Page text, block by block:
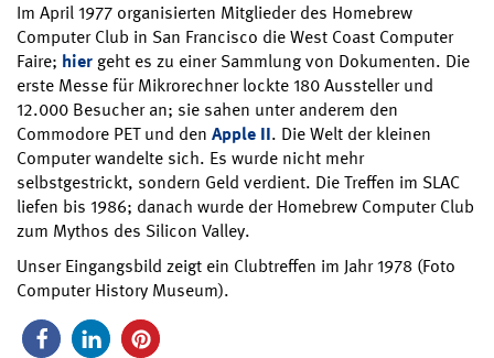
Im April 1977 organisierten Mitglieder des Homebrew
Computer Club in San Francisco die West Coast Computer
Faire; hiergeht es zu einer Sammlung von Dokumenten. Die
erste Messe für Mikrorechner lockte 180 Aussteller und
12.000 Besucher an; sie sahen unter anderem den
Commodore PET und den Apple II. Die Welt der kleinen
Computer wandelte sich. Es wurde nicht mehr
selbstgestrickt, sondern Geld verdient. Die Treffen im SLAC
liefen bis 1986; danach wurde der Homebrew Computer Club
zum Mythos des Silicon Valley.
Unser Eingangsbild zeigt ein Clubtreffen im Jahr 1978 (Foto
Computer History Museum).